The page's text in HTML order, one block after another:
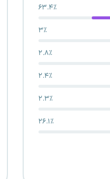
۶۳.۴٪
۳٪
۲.۸٪
۲.۴٪
۲.۳٪
۲۶.۱٪